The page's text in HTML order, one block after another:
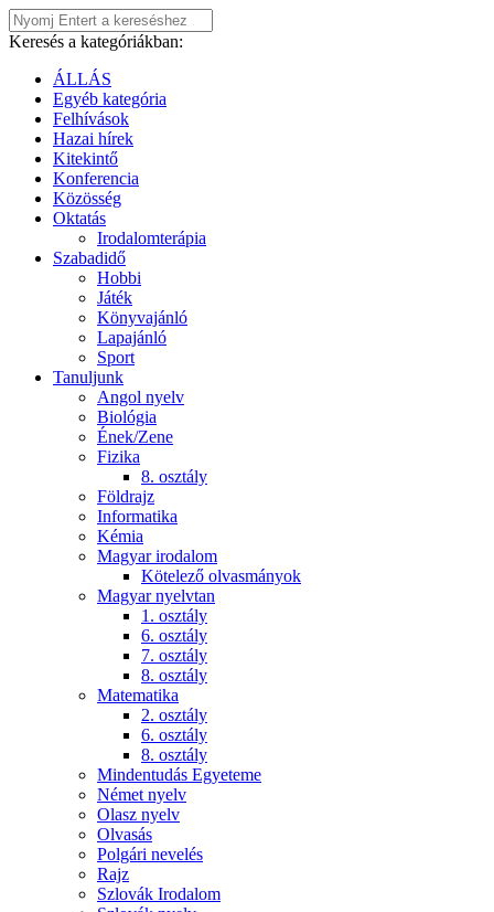
Keresés a kategóriákban:
ÁLLÁS
Egyéb kategória
Felhívások
Hazai hírek
Kitekintő
Konferencia
Közösség
Oktatás
Irodalomterápia
Szabadidő
Hobbi
Játék
Könyvajánló
Lapajánló
Sport
Tanuljunk
Angol nyelv
Biológia
Ének/Zene
Fizika
8. osztály
Földrajz
Informatika
Kémia
Magyar irodalom
Kötelező olvasmányok
Magyar nyelvtan
1. osztály
6. osztály
7. osztály
8. osztály
Matematika
2. osztály
6. osztály
8. osztály
Mindentudás Egyeteme
Német nyelv
Olasz nyelv
Olvasás
Polgári nevelés
Rajz
Szlovák Irodalom